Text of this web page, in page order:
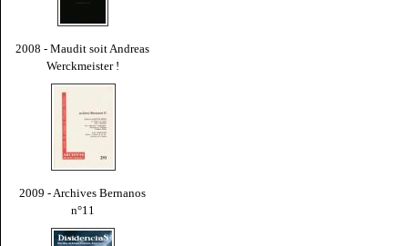
2008 - Maudit soit Andreas
Werckmeister !
2009 - Archives Bernanos
n°11